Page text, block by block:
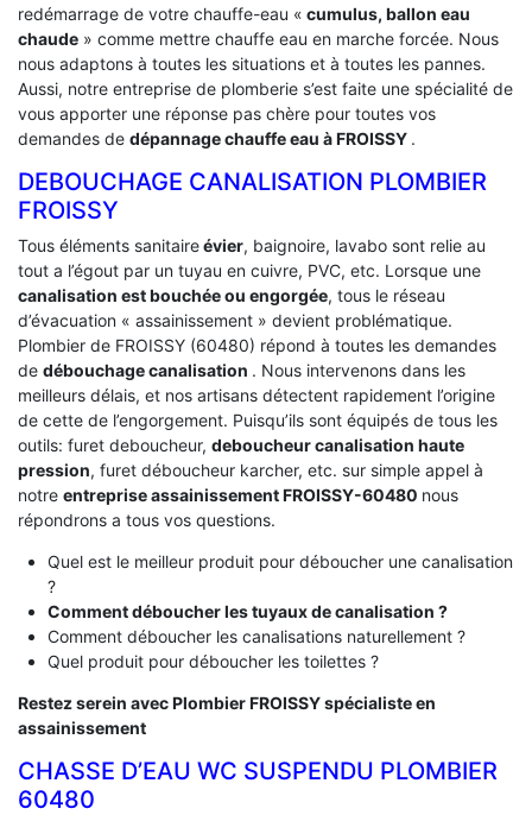
redémarrage de votre chauffe-eau « cumulus, ballon eau
chaude » comme mettre chauffe eau en marche forcée. Nous
nous adaptons à toutes les situations et à toutes les pannes.
Aussi, notre entreprise de plomberie s’est faite une spécialité de
vous apporter une réponse pas chère pour toutes vos
demandes de dépannage chauffe eau à FROISSY .
DEBOUCHAGE CANALISATION PLOMBIER
FROISSY
Tous éléments sanitaireévier, baignoire, lavabo sont relie au
tout a l’égout par un tuyau en cuivre, PVC, etc. Lorsque une
canalisation est bouchée ou engorgée, tous le réseau
d’évacuation « assainissement » devient problématique.
Plombier de FROISSY (60480) répond à toutes les demandes
de débouchage canalisation . Nous intervenons dans les
meilleurs délais, et nos artisans détectent rapidement l’origine
de cette de l’engorgement. Puisqu’ils sont équipés de tous les
outils: furet deboucheur, deboucheur canalisation haute
pression, furet déboucheur karcher, etc. sur simple appel à
notre entreprise assainissement FROISSY-60480 nous
répondrons a tous vos questions.
Quel est le meilleur produit pour déboucher une canalisation
?
Comment déboucher les tuyaux de canalisation ?
Comment déboucher les canalisations naturellement ?
Quel produit pour déboucher les toilettes ?
Restez serein avec Plombier FROISSY spécialiste en
assainissement
CHASSE D’EAU WC SUSPENDU PLOMBIER
60480